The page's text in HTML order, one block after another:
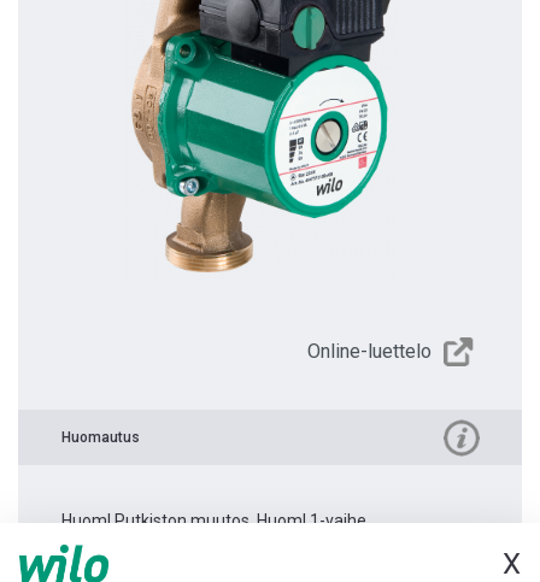
X
Online-luettelo
Huomautus
Huom! Putkiston muutos. Huom! 1-vaihe.